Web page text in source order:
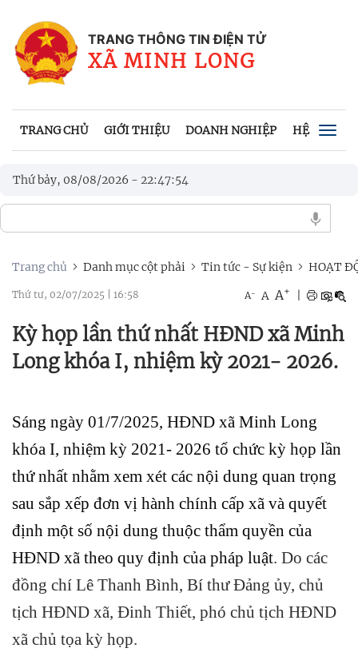
TRANG THÔNG TIN ĐIỆN TỬ
XÃ MINH LONG
TRANG CHỦ GIỚI THIỆU DOANH NGHIỆP HỆ THỐNG
Thứ bảy, 08/08/2026 - 22:47:57
Trang chủ Danh mục cột phải Tin tức - Sự kiện HOẠT
Thứ tư, 02/07/2025 16:58 A- A A+
Kỳ họp lần thứ nhất HĐND xã Minh
Long khóa I, nhiệm kỳ 2021- 2026.
Sáng ngày 01/7/2025, HĐND xã Minh Long
khóa I, nhiệm kỳ 2021- 2026 tổ chức kỳ họp lần
thứ nhất nhằm xem xét các nội dung quan trọng
sau sắp xếp đơn vị hành chính cấp xã và quyết
định một số nội dung thuộc thẩm quyền của
HĐND xã theo quy định của pháp luật. Do các
đồng chí Lê Thanh Bình, Bí thư Đảng ủy, chủ
tịch HĐND xã, Đinh Thiết, phó chủ tịch HĐND
xã chủ tọa kỳ họp.